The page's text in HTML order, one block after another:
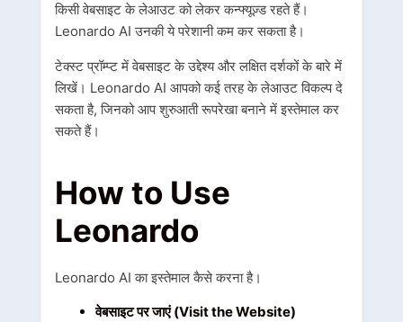
किसी वेबसाइट के लेआउट को लेकर कन्फ्यूज़्ड रहते हैं।
Leonardo AI उनकी ये परेशानी कम कर सकता है।
टेक्स्ट प्रॉम्प्ट में वेबसाइट के उद्देश्य और लक्षित दर्शकों के बारे में
लिखें। Leonardo AI आपको कई तरह के लेआउट विकल्प दे
सकता है, जिनको आप शुरुआती रूपरेखा बनाने में इस्तेमाल कर
सकते हैं।
How to Use
Leonardo
Leonardo AI का इस्तेमाल कैसे करना है।
वेबसाइट पर जाएं (Visit the Website)